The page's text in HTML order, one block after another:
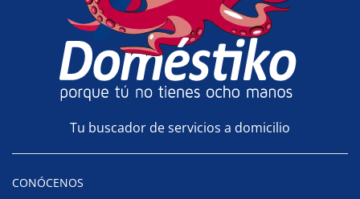
Tu buscador de servicios a domicilio
CONÓCENOS